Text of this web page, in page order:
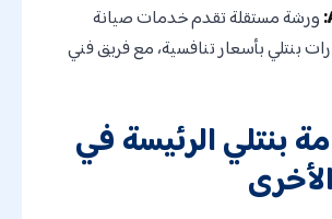
ورشة مستقلة تقدم خدمات صيانة
بنتلي بأسعار تنافسية، مع فريق فني
بنتلي الرئيسة في